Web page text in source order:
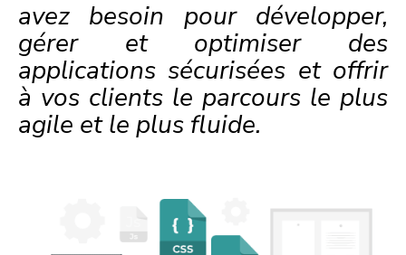
avez besoin pour développer,
gérer et optimiser des
applications sécurisées et offrir
à vos clients le parcours le plus
agile et le plus fluide.